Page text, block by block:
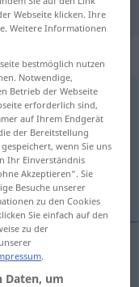
antippen)
Webseite klicken. Ihre
Weitere Informationen
bestmöglich nutzen
Notwendige,
Betrieb der Webseite
erforderlich sind,
auf Ihrem Endgerät
der Bereitstellung
wenn Sie uns
Ihr Einverständnis
Akzeptieren“. Sie
Besuche unserer
zu den Cookies
Sie einfach auf den
zu der
.
Daten, um